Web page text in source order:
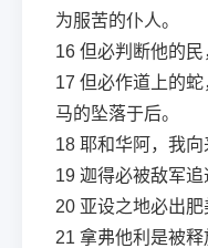
为服苦的仆人。
16 但必判断他的民
17 但必作道上的
马的坠落于后。
18 耶和华阿，我向
19 迦得必被敌军追
20 亚设之地必出肥
21 拿弗他利是被释